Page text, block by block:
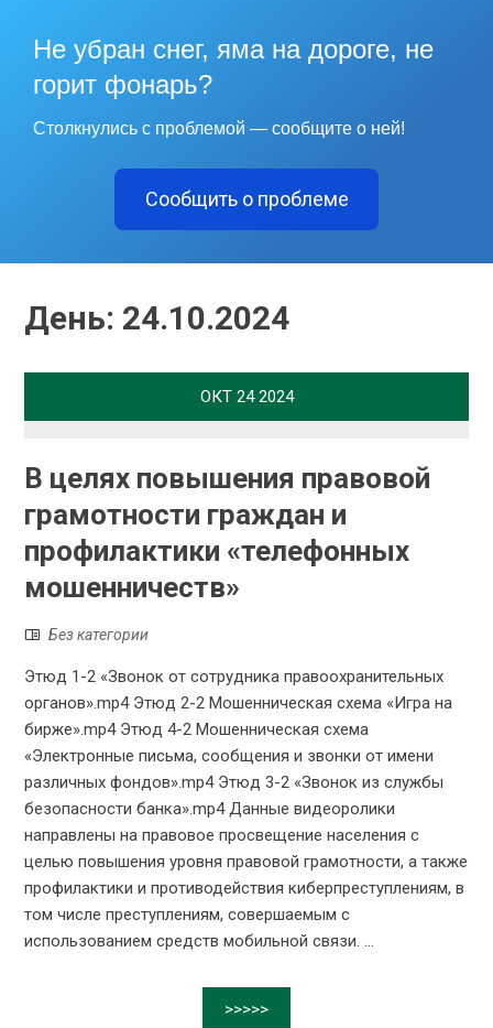
Не убран снег, яма на дороге, не
горит фонарь?
Столкнулись с проблемой — сообщите о ней!
Сообщить о проблеме
День: 24.10.2024
ОКТ 24 2024
В целях повышения правовой
грамотности граждан и
профилактики «телефонных
мошенничеств»
Без категории
Этюд 1-2 «Звонок от сотрудника правоохранительных
органов».mp4 Этюд 2-2 Мошенническая схема «Игра на
бирже».mp4 Этюд 4-2 Мошенническая схема
«Электронные письма, сообщения и звонки от имени
различных фондов».mp4 Этюд 3-2 «Звонок из службы
безопасности банка».mp4 Данные видеоролики
направлены на правовое просвещение населения с
целью повышения уровня правовой грамотности, а также
профилактики и противодействия киберпреступлениям, в
том числе преступлениям, совершаемым с
использованием средств мобильной связи. ...
>>>>>